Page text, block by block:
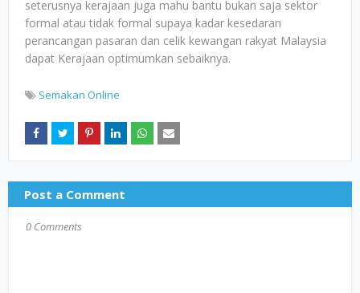
seterusnya kerajaan juga mahu bantu bukan saja sektor
formal atau tidak formal supaya kadar kesedaran
perancangan pasaran dan celik kewangan rakyat Malaysia
dapat Kerajaan optimumkan sebaiknya.
Semakan Online
Post a Comment
0 Comments